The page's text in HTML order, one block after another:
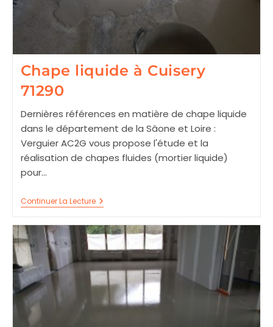
Chape liquide à Cuisery
71290
Dernières références en matière de chape liquide
dans le département de la Sâone et Loire :
Verguier AC2G vous propose l'étude et la
réalisation de chapes fluides (mortier liquide)
pour…
Continuer La LectureChape
Liquide
Cuisery
71290